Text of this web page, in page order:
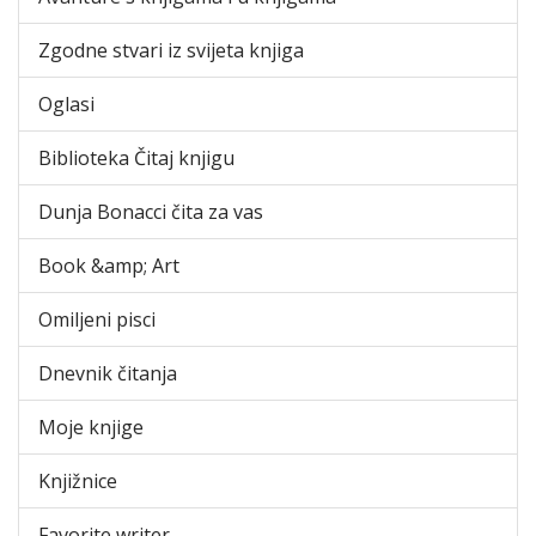
Zgodne stvari iz svijeta knjiga
Oglasi
Biblioteka Čitaj knjigu
Dunja Bonacci čita za vas
Book &amp; Art
Omiljeni pisci
Dnevnik čitanja
Moje knjige
Knjižnice